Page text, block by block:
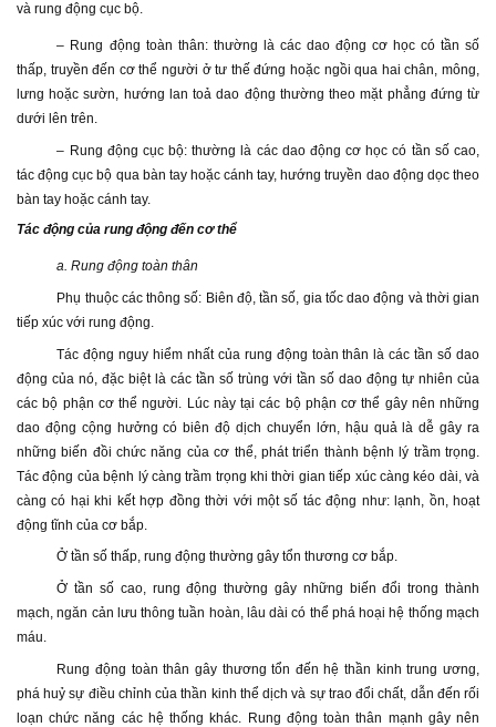
và rung động cục bộ.
– Rung động toàn thân: thường là các dao động cơ học có tần số
thấp, truyền đến cơ thể người ở tư thế đứng hoặc ngồi qua hai chân, mông,
lưng hoặc sườn, hướng lan toả dao động thường theo mặt phẳng đứng từ
dưới lên trên.
– Rung động cục bộ: thường là các dao động cơ học có tần số cao,
tác động cục bộ qua bàn tay hoặc cánh tay, hướng truyền dao động dọc theo
bàn tay hoặc cánh tay.
Tác động của rung động đến cơ thể
a. Rung động toàn thân
Phụ thuộc các thông số: Biên độ, tần số, gia tốc dao động và thời gian
tiếp xúc với rung động.
Tác động nguy hiểm nhất của rung động toàn thân là các tần số dao
động của nó, đặc biệt là các tần số trùng với tần số dao động tự nhiên của
các bộ phận cơ thể người. Lúc này tại các bộ phận cơ thể gây nên những
dao động cộng hưởng có biên độ dịch chuyển lớn, hậu quả là dễ gây ra
những biến đồi chức năng của cơ thể, phát triển thành bệnh lý trầm trọng.
Tác động của bệnh lý càng trầm trọng khi thời gian tiếp xúc càng kéo dài, và
càng có hại khi kết hợp đồng thời với một số tác động như: lạnh, ồn, hoạt
động tĩnh của cơ bắp.
Ở tần số thấp, rung động thường gây tổn thương cơ bắp.
Ở tần số cao, rung động thường gây những biến đổi trong thành
mạch, ngăn cản lưu thông tuần hoàn, lâu dài có thể phá hoại hệ thống mạch
máu.
Rung động toàn thân gây thương tổn đến hệ thần kinh trung ương,
phá huỷ sự điều chỉnh của thần kinh thể dịch và sự trao đổi chất, dẫn đến rối
loạn chức năng các hệ thống khác. Rung động toàn thân mạnh gây nên